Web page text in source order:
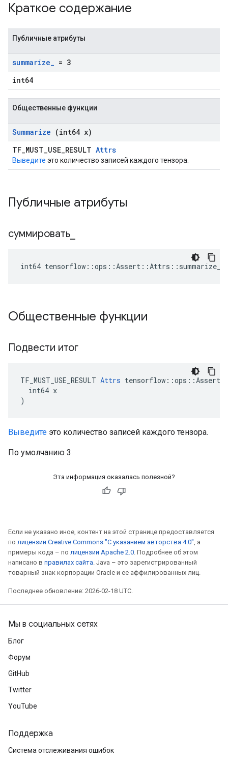
Краткое содержание
Публичные атрибуты
summarize_ = 3
int64
Общественные функции
Summarize (int64 x)
TF_MUST_USE_RESULT Attrs
Выведите это количество записей каждого тензора.
Публичные атрибуты
суммировать
int64 tensorflow::ops::Assert::Attrs::summarize_
Общественные функции
Подвести итог
TF_MUST_USE_RESULT Attrs
  int64 x
)
Выведите это количество записей каждого тензора.
По умолчанию 3
Эта информация оказалась полезной?
Если не указано иное, контент на этой странице предоставляется
по лицензии Creative Commons "С указанием авторства 4.0", а
примеры кода – по лицензии Apache 2.0. Подробнее об этом
написано в правилах сайта. Java – это зарегистрированный
товарный знак корпорации Oracle и ее аффилированных лиц.
Последнее обновление: 2026-02-18 UTC.
Мы в социальных сетях
Блог
Форум
GitHub
Twitter
YouTube
Поддержка
Система отслеживания ошибок